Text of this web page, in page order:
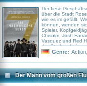
Der fiese
über die Stadt
wie es im gefällt.
können, wenden
Spieler,
Chisolm, Josh
Vasquez und Red
der Stadt auf eine
Söldner heraus,
Genre: Action
Der Mann vom großen